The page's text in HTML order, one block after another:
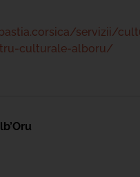
servizii/
culturale-alboru/